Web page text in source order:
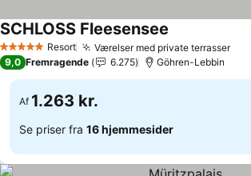
5 Stjerner Resort Værelser med private terrasser
SCHLOSS Fleesensee
9,0 Fremragende 6.275 Göhren-Lebbin
Af 1.263 kr.
Se priser fra 16 hjemmesider